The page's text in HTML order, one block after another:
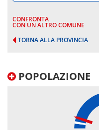
CONFRONTA
CON UN ALTRO COMUNE
TORNA ALLA PROVINCIA
POPOLAZIONE